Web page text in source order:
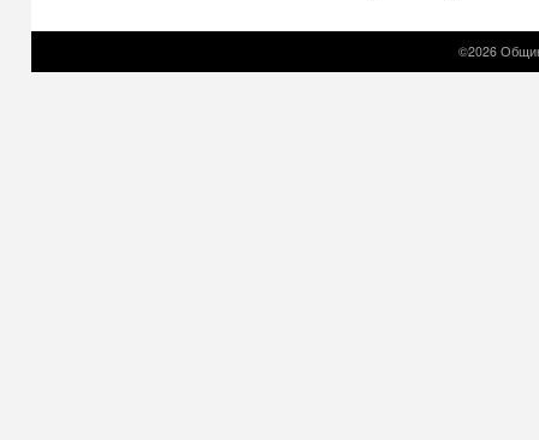
©2026